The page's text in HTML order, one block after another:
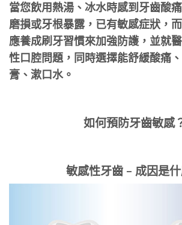
當您飲用熱湯、冰水時感到牙齒酸
磨損或牙根暴露，已有敏感症狀，
應養成刷牙習慣來加強防護，並就
性口腔問題，同時選擇能舒緩酸痛
膏、漱口水。
如何預防牙齒敏感
敏感性牙齒 – 成因是什